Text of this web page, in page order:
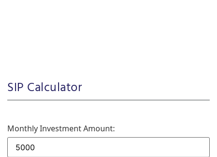
SIP Calculator
Monthly Investment Amount: